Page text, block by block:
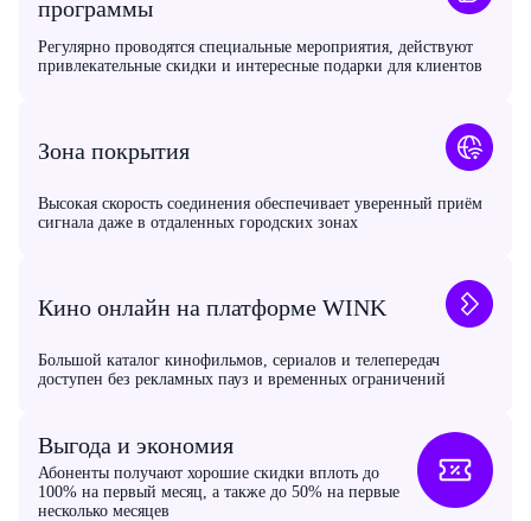
Выгода и экономия
Абоненты получают хорошие скидки вплоть до
100% на первый месяц, а также до 50% на первые
несколько месяцев
Кино онлайн на платформе WINK
Большой каталог кинофильмов, сериалов и телепередач
доступен без рекламных пауз и временных ограничений
Зона покрытия
Высокая скорость соединения обеспечивает уверенный приём
сигнала даже в отдаленных городских зонах
программы
Регулярно проводятся специальные мероприятия, действуют
привлекательные скидки и интересные подарки для клиентов